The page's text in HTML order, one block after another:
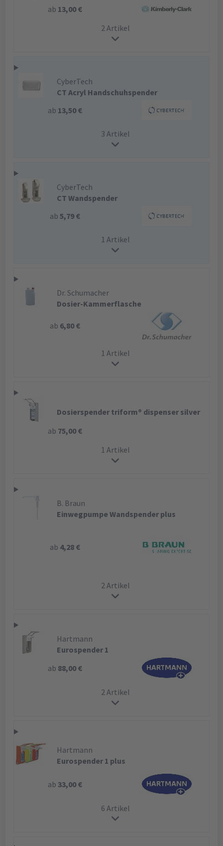
ab 13,00 €
2 Artikel
CyberTech
CT Acryl Handschuhspender
ab 13,50 €
3 Artikel
CyberTech
CT Wandspender
ab 5,79 €
1 Artikel
Dr. Schumacher
Dosier-Kammerflasche
ab 6,80 €
1 Artikel
Dosierspender triform® dispenser silver
ab 75,00 €
1 Artikel
B. Braun
Einwegpumpe Wandspender plus
ab 4,28 €
2 Artikel
Hartmann
Eurospender 1
ab 88,00 €
2 Artikel
Hartmann
Eurospender 1 plus
ab 33,00 €
6 Artikel